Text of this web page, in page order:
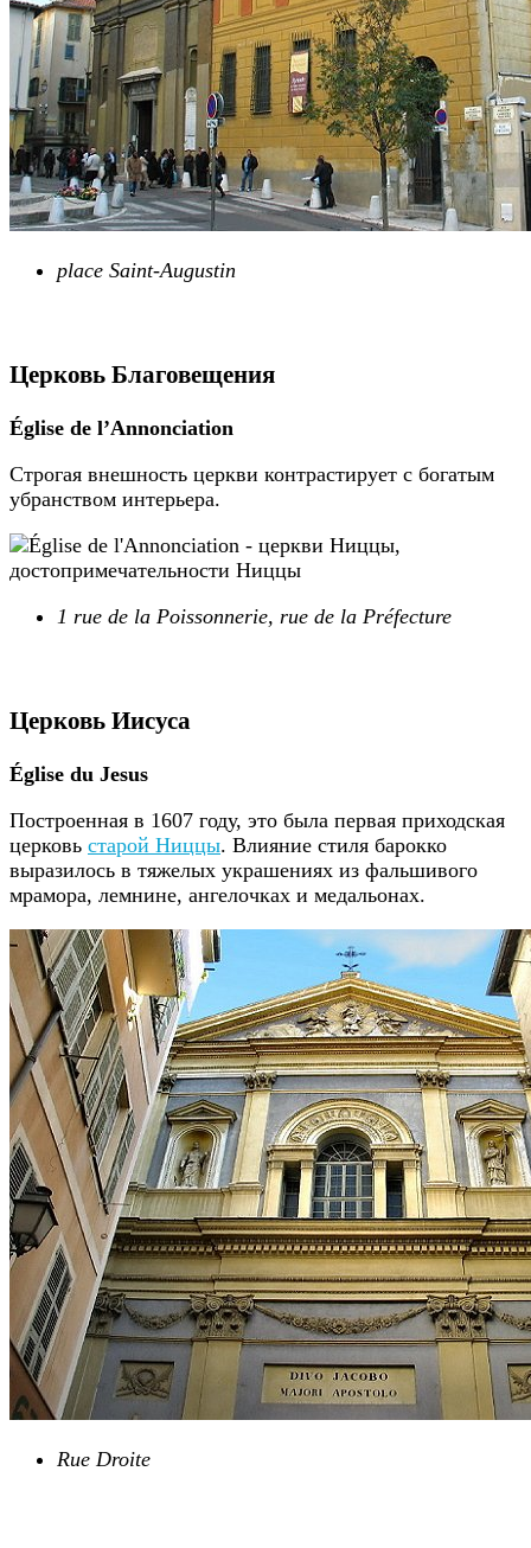
place Saint-Augustin
Церковь Благовещения
Église de l’Annonciation
Строгая внешность церкви контрастирует с богатым
убранством интерьера.
1 rue de la Poissonnerie, rue de la Préfecture
Церковь Иисуса
Église du Jesus
Построенная в 1607 году, это была первая приходская
церковь старой Ниццы. Влияние стиля барокко
выразилось в тяжелых украшениях из фальшивого
мрамора, лемнине, ангелочках и медальонах.
Rue Droite